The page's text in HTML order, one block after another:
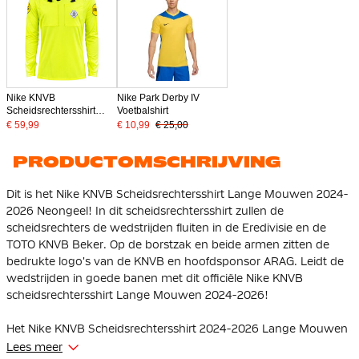
Nike KNVB
Scheidsrechtersshirt
2026-2028 Lange
€ 59,99
Nike Park Derby IV
Voetbalshirt
€ 10,99 € 25,00
PRODUCTOMSCHRIJVING
Dit is het Nike KNVB Scheidsrechtersshirt Lange Mouwen 2024-
2026 Neongeel! In dit scheidsrechtersshirt zullen de
scheidsrechters de wedstrijden fluiten in de Eredivisie en de
TOTO KNVB Beker. Op de borstzak en beide armen zitten de
bedrukte logo's van de KNVB en hoofdsponsor ARAG. Leidt de
wedstrijden in goede banen met dit officiële Nike KNVB
scheidsrechtersshirt Lange Mouwen 2024-2026!
Het Nike KNVB Scheidsrechtersshirt 2024-2026 Lange Mouwen
heeft een aansluitende pasvorm wat zorgt voor een slank en
Lees meer